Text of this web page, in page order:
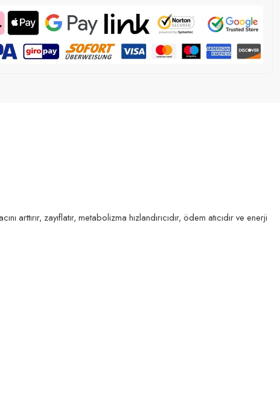
arttırır, zayıflatır, metabolizma hızlandırıcıdır, ödem atıcıdır ve enerji